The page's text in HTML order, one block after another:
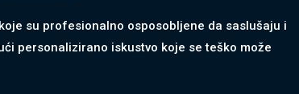
su profesionalno osposobljene da saslušaju i
personalizirano iskustvo koje se teško može